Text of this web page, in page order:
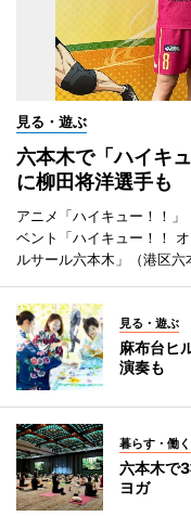
見る・遊ぶ
六本木で「ハイキ
に柳田将洋選手も
アニメ「ハイキュー！！
ベント「ハイキュー！！
ルサール六本木」（港区六
見る・遊ぶ
麻布台ヒ
演奏も
暮らす・働く
六本木で
ヨガ